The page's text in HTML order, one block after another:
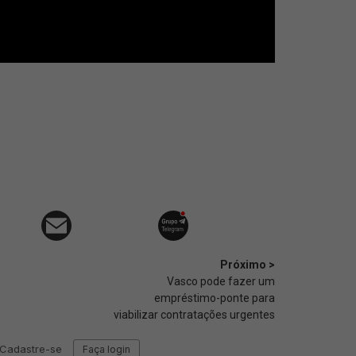
Próximo >
Vasco pode fazer um
empréstimo-ponte para
viabilizar contratações urgentes